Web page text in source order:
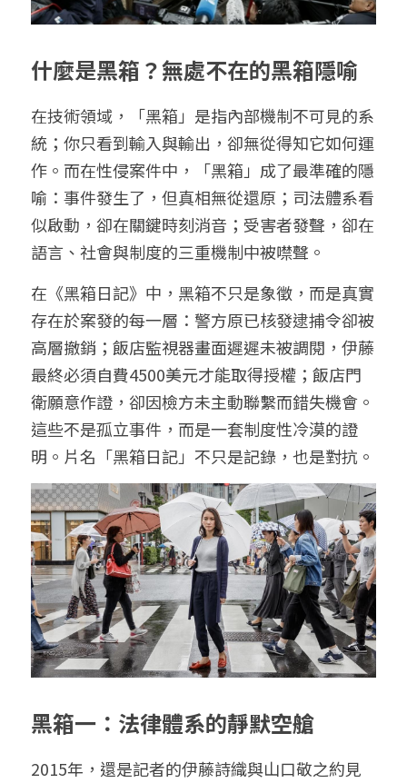
什麼是黑箱？無處不在的黑箱隱喻
在技術領域，「黑箱」是指內部機制不可見的系
統；你只看到輸入與輸出，卻無從得知它如何運
作。而在性侵案件中，「黑箱」成了最準確的隱
喻：事件發生了，但真相無從還原；司法體系看
似啟動，卻在關鍵時刻消音；受害者發聲，卻在
語言、社會與制度的三重機制中被噤聲。
在《黑箱日記》中，黑箱不只是象徵，而是真實
存在於案發的每一層：警方原已核發逮捕令卻被
高層撤銷；飯店監視器畫面遲遲未被調閱，伊藤
最終必須自費4500美元才能取得授權；飯店門
衛願意作證，卻因檢方未主動聯繫而錯失機會。
這些不是孤立事件，而是一套制度性冷漠的證
明。片名「黑箱日記」不只是記錄，也是對抗。
黑箱一：法律體系的靜默空艙
2015年，還是記者的伊藤詩織與山口敬之約見